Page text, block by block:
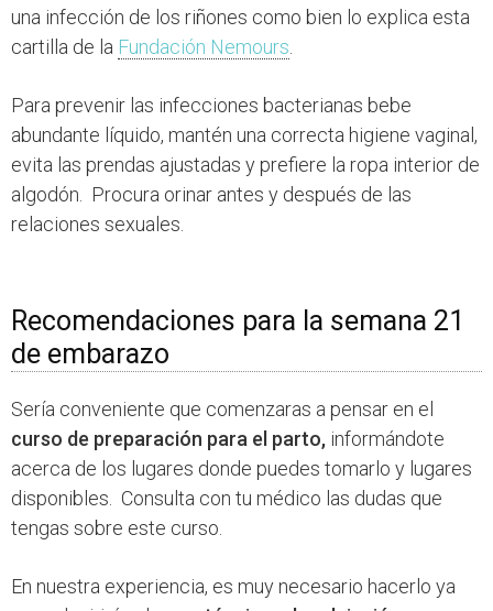
una infección de los riñones como bien lo explica esta
cartilla de la Fundación Nemours
Para prevenir las infecciones bacterianas bebe
abundante líquido, mantén una correcta higiene vaginal,
evita las prendas ajustadas y prefiere la ropa interior de
algodón. Procura orinar antes y después de las
relaciones sexuales.
Recomendaciones para la semana 21
de embarazo
Sería conveniente que comenzaras a pensar en el
curso de preparación para el parto, informándote
acerca de los lugares donde puedes tomarlo y lugares
disponibles. Consulta con tu médico las dudas que
tengas sobre este curso.
En nuestra experiencia, es muy necesario hacerlo ya